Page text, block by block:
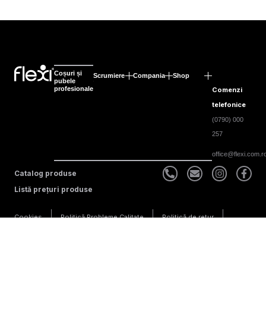
Coșuri și
pubele
profesionale
Scrumiere Compania Shop
Comenzi
telefonice
(0790) 000
257
Catalog produse
Listă prețuri produse
Cookies Politică Probleme Calitate
Politică de retur